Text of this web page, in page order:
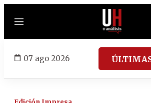
Menú
07 ago 2026